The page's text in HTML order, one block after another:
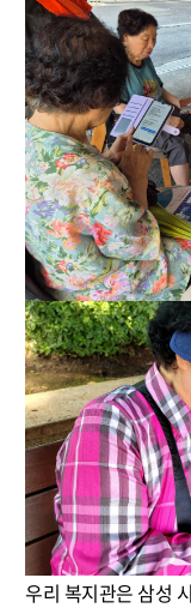
우리 복지관은 삼성